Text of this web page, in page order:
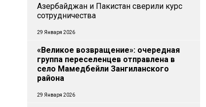
Азербайджан и Пакистан сверили курс
сотрудничества
29 Января 2026
«Великое возвращение»: очередная
группа переселенцев отправлена в
село Мамедбейли Зангиланского
района
29 Января 2026